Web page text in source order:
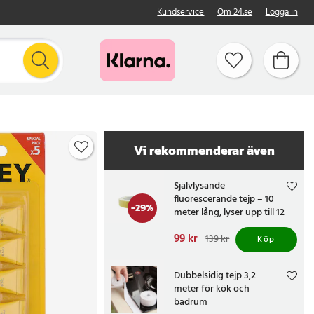
Kundservice Om 24.se Logga in
Vi rekommenderar även
-29%
Självlysande
fluorescerande tejp – 10
meter lång, lyser upp till 12
timmar i mörker
Nuvarande pris
Tidigare pris 139 kr
99 kr 139 kr Köp
Dubbelsidig tejp 3,2
meter för kök och
badrum